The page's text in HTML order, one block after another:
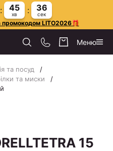
45
хв
35
сек
промокодом LITO2026🎁
Меню
та посуд
та миски
15